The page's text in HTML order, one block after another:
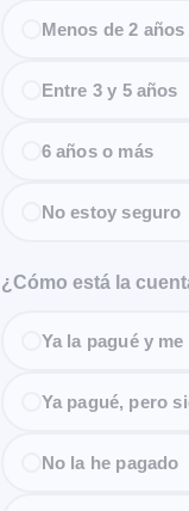
Menos de 2 años
Entre 3 y 5 años
6 años o más
No estoy seguro
¿Cómo está la
Ya la pagué y
Ya pagué, pero
No la he pagado